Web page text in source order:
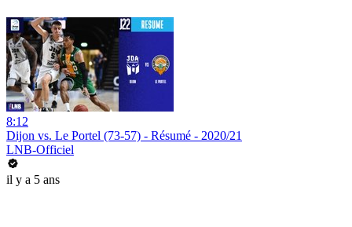
8:12
Dijon vs. Le Portel (73-57) - Résumé - 2020/21
LNB-Officiel
il y a 5 ans